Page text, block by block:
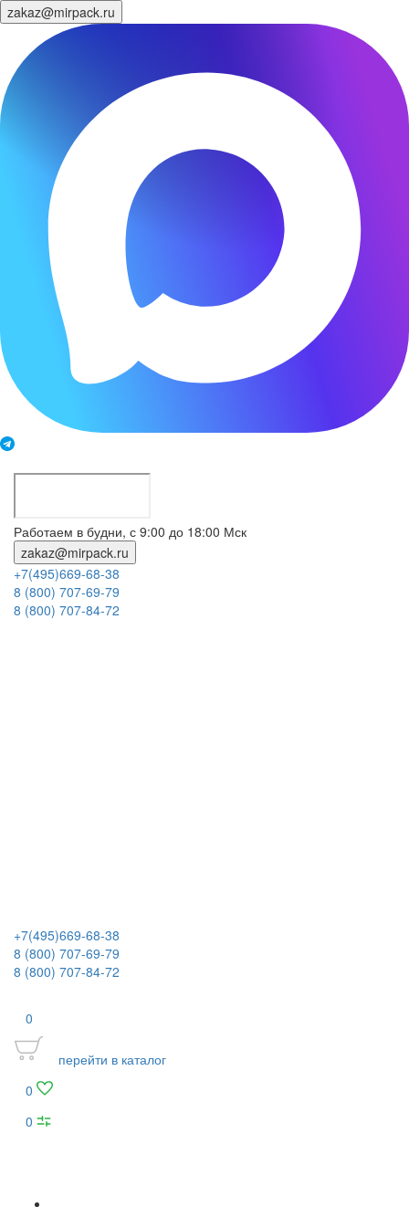
zakaz@mirpack.ru
Работаем в будни, с 9:00 до 18:00 Мск
zakaz@mirpack.ru
+7(495)669-68-38
8 (800) 707-69-79
8 (800) 707-84-72
+7(495)669-68-38
8 (800) 707-69-79
8 (800) 707-84-72
0
перейти в каталог
0
0